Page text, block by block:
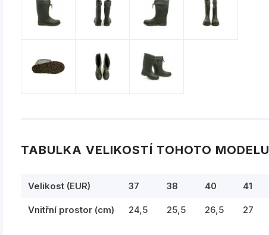
TABULKA VELIKOSTÍ TOHOTO MODELU
Velikost (EUR) 37 38 40 41
Vnitřní prostor (cm) 24,5 25,5 26,5 27